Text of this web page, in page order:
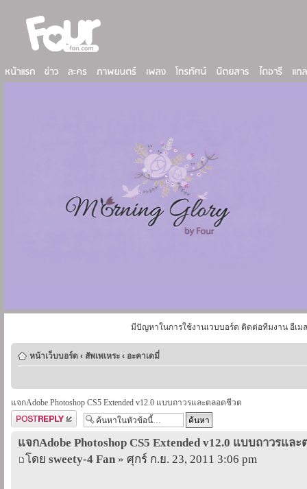
มีปัญหาในการใช้งานเวบบอร์ด ติดต่อทีมงาน อีเม
หน้าเว็บบอร์ด ‹ สัพเพเหระ ‹ อะคาเดมี่
แจกAdobe Photoshop CS5 Extended v12.0 แบบถาวรและตลอดชีวต
ตอบกระทู้
แจกAdobe Photoshop CS5 Extended v12.0 แบบถาวรแล
โดย sweety-4 Fan » ศุกร์ ก.ย. 23, 2011 3:06 pm